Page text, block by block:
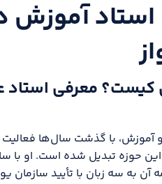
آموزش
کیست؟ معرفی استاد
آموزش، با گذشت سال‌ها
حوزه تبدیل شده است. او با
به سه زبان با تأیید سازمان